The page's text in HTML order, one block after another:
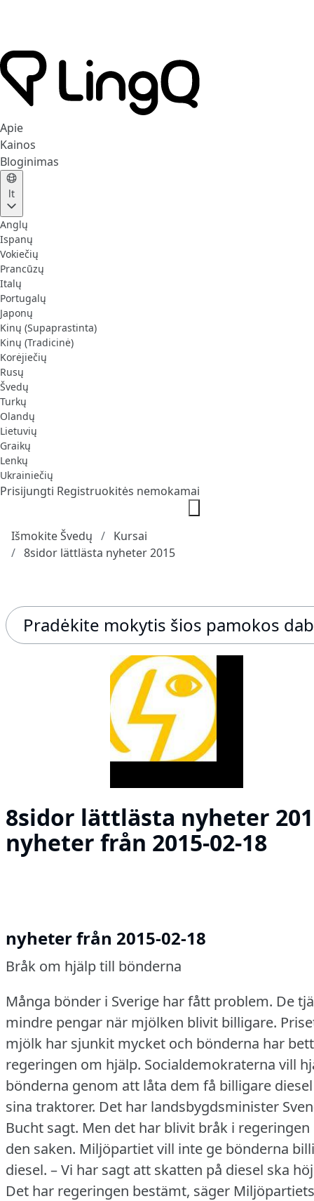
Apie
Kainos
Bloginimas
lt
Anglų
Ispanų
Vokiečių
Prancūzų
Italų
Portugalų
Japonų
Kinų (Supaprastinta)
Kinų (Tradicinė)
Korėjiečių
Rusų
Švedų
Turkų
Olandų
Lietuvių
Graikų
Lenkų
Ukrainiečių
Prisijungti Registruokitės nemokamai
Išmokite Švedų
Kursai
8sidor lättlästa nyheter 2015
Pradėkite mokytis šios pamokos
8sidor lättlästa nyheter
nyheter från 2015-02-18
nyheter från 2015-02-18
Bråk om hjälp till bönderna
Många bönder i Sverige har fått problem. De
mindre pengar när mjölken blivit billigare.
mjölk har sjunkit mycket och bönderna har bett
regeringen om hjälp. Socialdemokraterna vill
bönderna genom att låta dem få billigare
sina traktorer. Det har landsbygdsminister
Bucht sagt. Men det har blivit bråk i
den saken. Miljöpartiet vill inte ge bönderna
diesel. – Vi har sagt att skatten på diesel ska
Det har regeringen bestämt, säger Miljöpartiets